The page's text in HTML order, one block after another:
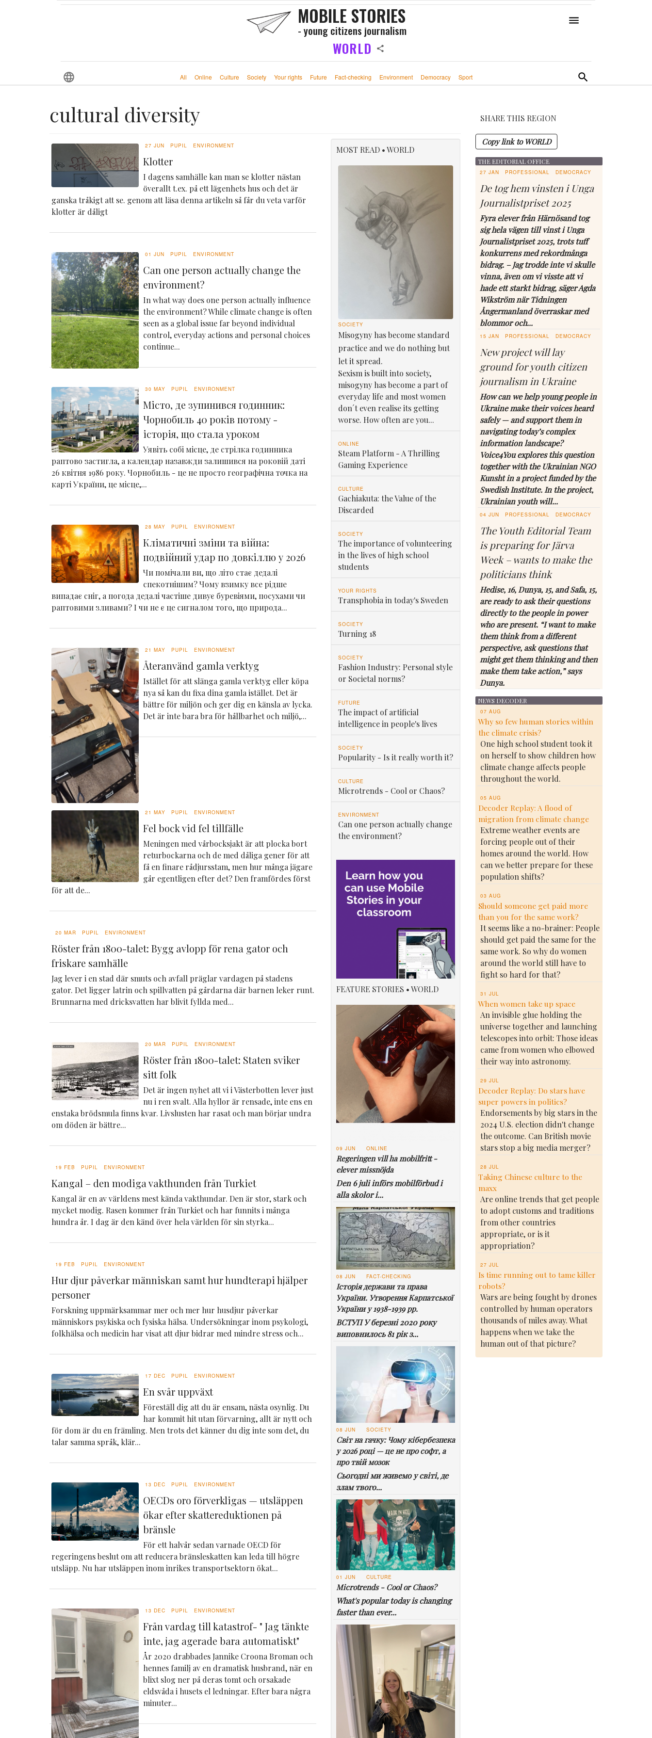
MOBILE STORIES
- young citizens journalism
WORLD
All Online Culture Society Your rights Future Fact-checking Environment Democracy Sport
cultural diversity
27 JUN PUPIL ENVIRONMENT
Klotter
I dagens samhälle kan man se klotter nästan
överallt t.ex. på ett lägenhets hus och det är
ganska tråkigt att se. genom att läsa denna artikeln så får du veta varför
klotter är dåligt
01 JUN PUPIL ENVIRONMENT
Can one person actually change the
environment?
In what way does one person actually influence
the environment? While climate change is often
seen as a global issue far beyond individual
control, everyday actions and personal choices
continue...
30 MAY PUPIL ENVIRONMENT
Місто, де зупинився годинник:
Чорнобиль 40 років потому -
історія, що стала уроком
Уявіть собі місце, де стрілка годинника
раптово застигла, а календар назавжди залишився на роковій даті
26 квітня 1986 року. Чорнобиль - це не просто географічна точка на
карті України, це місце,...
28 MAY PUPIL ENVIRONMENT
Кліматичні зміни та війна:
подвійний удар по довкіллю у 2026
Чи помічали ви, що літо стає дедалі
спекотнішим? Чому взимку все рідше
випадає сніг, а погода дедалі частіше дивує буревіями, посухами чи
раптовими зливами? І чи не є це сигналом того, що природа...
21 MAY PUPIL ENVIRONMENT
Återanvänd gamla verktyg
Istället för att slänga gamla verktyg eller köpa
nya så kan du fixa dina gamla istället. Det är
bättre för miljön och ger dig en känsla av lycka.
Det är inte bara bra för hållbarhet och miljö,...
21 MAY PUPIL ENVIRONMENT
Fel bock vid fel tillfälle
Meningen med vårbocksjakt är att plocka bort
returbockarna och de med dåliga gener för att
få en finare rådjursstam, men hur många jägare
går egentligen efter det? Den framfördes först
för att de...
20 MAR PUPIL ENVIRONMENT
Röster från 1800-talet: Bygg avlopp för rena gator och
friskare samhälle
Jag lever i en stad där smuts och avfall präglar vardagen på stadens
gator. Det ligger latrin och spillvatten på gårdarna där barnen leker runt.
Brunnarna med dricksvatten har blivit fyllda med...
20 MAR PUPIL ENVIRONMENT
Röster från 1800-talet: Staten sviker
sitt folk
Det är ingen nyhet att vi i Västerbotten lever just
nu i ren svalt. Alla hyllor är rensade, inte ens en
enstaka brödsmula finns kvar. Livslusten har rasat och man börjar undra
om döden är bättre...
19 FEB PUPIL ENVIRONMENT
Kangal – den modiga vakthunden från Turkiet
Kangal är en av världens mest kända vakthundar. Den är stor, stark och
mycket modig. Rasen kommer från Turkiet och har funnits i många
hundra år. I dag är den känd över hela världen för sin styrka...
19 FEB PUPIL ENVIRONMENT
Hur djur påverkar människan samt hur hundterapi hjälper
personer
Forskning uppmärksammar mer och mer hur husdjur påverkar
människors psykiska och fysiska hälsa. Undersökningar inom psykologi,
folkhälsa och medicin har visat att djur bidrar med mindre stress och...
17 DEC PUPIL ENVIRONMENT
En svår uppväxt
Föreställ dig att du är ensam, nästa osynlig. Du
har kommit hit utan förvarning, allt är nytt och
för dom är du en främling. Men trots det känner du dig inte som det, du
talar samma språk, klär...
13 DEC PUPIL ENVIRONMENT
OECDs oro förverkligas — utsläppen
ökar efter skattereduktionen på
bränsle
För ett halvår sedan varnade OECD för
regeringens beslut om att reducera bränsleskatten kan leda till högre
utsläpp. Nu har utsläppen inom inrikes transportsektorn ökat...
13 DEC PUPIL ENVIRONMENT
Från vardag till katastrof- " Jag tänkte
inte, jag agerade bara automatiskt"
År 2020 drabbades Jannike Croona Broman och
hennes familj av en dramatisk husbrand, när en
blixt slog ner på deras tomt och orsakade
eldsvåda i husets el ledningar. Efter bara några
minuter...
MOST READ • WORLD
SOCIETY
Misogyny has become standard
practice and we do nothing but
let it spread.
Sexism is built into society,
misogyny has become a part of
everyday life and most women
don´t even realise its getting
worse. How often are you...
ONLINE
Steam Platform - A Thrilling
Gaming Experience
CULTURE
Gachiakuta: the Value of the
Discarded
SOCIETY
The importance of volunteering
in the lives of high school
students
YOUR RIGHTS
Transphobia in today's Sweden
SOCIETY
Turning 18
SOCIETY
Fashion Industry: Personal style
or Societal norms?
FUTURE
The impact of artificial
intelligence in people's lives
SOCIETY
Popularity - Is it really worth it?
CULTURE
Microtrends - Cool or Chaos?
ENVIRONMENT
Can one person actually change
the environment?
FEATURE STORIES • WORLD
09 JUN ONLINE
Regeringen vill ha mobilfritt -
elever missnöjda
Den 6 juli införs mobilförbud i
alla skolor i...
08 JUN FACT-CHECKING
Історія держави та права
України. Утворення Карпатської
України у 1938-1939 рр.
ВСТУП У березні 2020 року
виповнилось 81 рік з...
08 JUN SOCIETY
Світ на гачку: Чому кібербезпека
у 2026 році — це не про софт, а
про твій мозок
Сьогодні ми живемо у світі, де
злам твого...
01 JUN CULTURE
Microtrends - Cool or Chaos?
What's popular today is changing
faster than ever...
SHARE THIS REGION
Copy link to WORLD
THE EDITORIAL OFFICE
27 JAN PROFESSIONAL DEMOCRACY
De tog hem vinsten i Unga
Journalistpriset 2025
Fyra elever från Härnösand tog
sig hela vägen till vinst i Unga
Journalistpriset 2025, trots tuff
konkurrens med rekordmånga
bidrag. – Jag trodde inte vi skulle
vinna, även om vi visste att vi
hade ett starkt bidrag, säger Agda
Wikström när Tidningen
Ångermanland överraskar med
blommor och...
15 JAN PROFESSIONAL DEMOCRACY
New project will lay
ground for youth citizen
journalism in Ukraine
How can we help young people in
Ukraine make their voices heard
safely — and support them in
navigating today’s complex
information landscape?
Voice4You explores this question
together with the Ukrainian NGO
Kunsht in a project funded by the
Swedish Institute. In the project,
Ukrainian youth will...
04 JUN PROFESSIONAL DEMOCRACY
The Youth Editorial Team
is preparing for Järva
Week – wants to make the
politicians think
Hedise, 16, Dunya, 15, and Safa, 15,
are ready to ask their questions
directly to the people in power
who are present. “I want to make
them think from a different
perspective, ask questions that
might get them thinking and then
make them take action,” says
Dunya.
NEWS DECODER
07 AUG
Why so few human stories within
the climate crisis?
One high school student took it
on herself to show children how
climate change affects people
throughout the world.
05 AUG
Decoder Replay: A flood of
migration from climate change
Extreme weather events are
forcing people out of their
homes around the world. How
can we better prepare for these
population shifts?
03 AUG
Should someone get paid more
than you for the same work?
It seems like a no-brainer: People
should get paid the same for the
same work. So why do women
around the world still have to
fight so hard for that?
31 JUL
When women take up space
An invisible glue holding the
universe together and launching
telescopes into orbit: Those ideas
came from women who elbowed
their way into astronomy.
29 JUL
Decoder Replay: Do stars have
super powers in politics?
Endorsements by big stars in the
2024 U.S. election didn't change
the outcome. Can British movie
stars stop a big media merger?
28 JUL
Taking Chinese culture to the
maxx
Are online trends that get people
to adopt customs and traditions
from other countries
appropriate, or is it
appropriation?
27 JUL
Is time running out to tame killer
robots?
Wars are being fought by drones
controlled by human operators
thousands of miles away. What
happens when we take the
human out of that picture?